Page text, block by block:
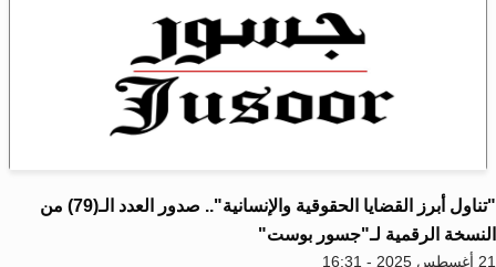
"تناول أبرز القضايا الحقوقية والإنسانية".. صدور العدد الـ(79) من
الرقمية لـ"جسور بوست"
- 16:31